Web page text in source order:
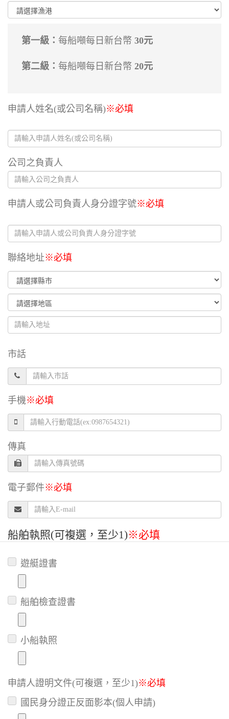
第一級： 每船噸每日新台幣 30元
第二級： 每船噸每日新台幣 20元
申請人姓名(或公司名稱)※必填
公司之負責人
申請人或公司負責人身分證字號※必填
聯絡地址※必填
市話
手機※必填
傳真
電子郵件※必填
船舶執照(可複選，至少1)※必填
遊艇證書
船舶檢查證書
小船執照
申請人證明文件(可複選，至少1)※必填
國民身分證正反面影本(個人申請)